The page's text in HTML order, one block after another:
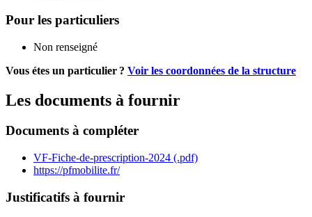
Pour les particuliers
Non renseigné
Vous étes un particulier ? Voir les coordonnées de la structure
Les documents à fournir
Documents à compléter
VF-Fiche-de-prescription-2024 (.pdf)
https://pfmobilite.fr/
Justificatifs à fournir